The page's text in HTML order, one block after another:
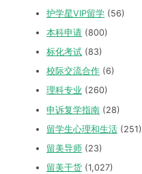
护学星VIP留学 (56)
本科申请 (800)
标化考试 (83)
校际交流合作 (6)
理科专业 (260)
申诉复学指南 (28)
留学生心理和生活 (251)
留美导师 (23)
留美干货 (1,027)